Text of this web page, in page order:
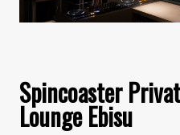
Spincoaster
Lounge Ebisu